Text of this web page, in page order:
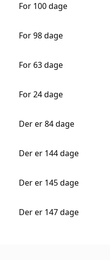
For 100 dage
For 98 dage
For 63 dage
For 24 dage
Der er 84 dage
Der er 144 dage
Der er 145 dage
Der er 147 dage